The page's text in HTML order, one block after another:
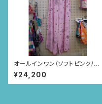
オールインワン（ソフトピンク/カ
モミール柄）
¥24,200